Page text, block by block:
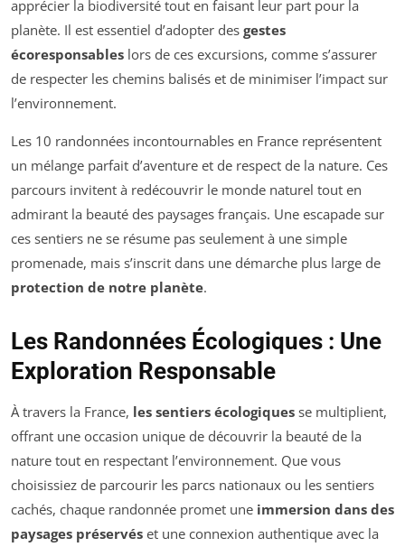
apprécier la biodiversité tout en faisant leur part pour la
planète. Il est essentiel d’adopter des gestes
écoresponsables lors de ces excursions, comme s’assurer
de respecter les chemins balisés et de minimiser l’impact sur
l’environnement.
Les 10 randonnées incontournables en France représentent
un mélange parfait d’aventure et de respect de la nature. Ces
parcours invitent à redécouvrir le monde naturel tout en
admirant la beauté des paysages français. Une escapade sur
ces sentiers ne se résume pas seulement à une simple
promenade, mais s’inscrit dans une démarche plus large de
protection de notre planète.
Les Randonnées Écologiques : Une
Exploration Responsable
À travers la France, les sentiers écologiques se multiplient,
offrant une occasion unique de découvrir la beauté de la
nature tout en respectant l’environnement. Que vous
choisissiez de parcourir les parcs nationaux ou les sentiers
cachés, chaque randonnée promet une immersion dans des
paysages préservés et une connexion authentique avec la